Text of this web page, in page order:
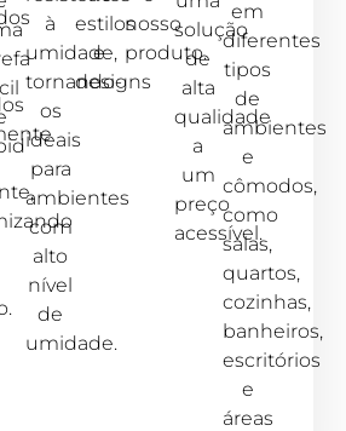
à
umidade,
tornando-
os
ideais
para
ambientes
com
alto
nível
de
umidade.
estilos
e
designs
nosso
produto.
solução
de
alta
qualidade
a
um
preço
acessível.
em
diferentes
tipos
de
ambientes
e
cômodos,
como
salas,
quartos,
cozinhas,
banheiros,
escritórios
e
áreas